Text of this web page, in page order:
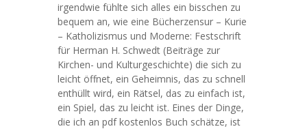
irgendwie fühlte sich alles ein bisschen zu
bequem an, wie eine Bücherzensur – Kurie
– Katholizismus und Moderne: Festschrift
für Herman H. Schwedt (Beiträge zur
Kirchen- und Kulturgeschichte) die sich zu
leicht öffnet, ein Geheimnis, das zu schnell
enthüllt wird, ein Rätsel, das zu einfach ist,
ein Spiel, das zu leicht ist. Eines der Dinge,
die ich an pdf kostenlos Buch schätze, ist